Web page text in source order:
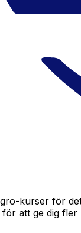
kurser för
att ge dig fler